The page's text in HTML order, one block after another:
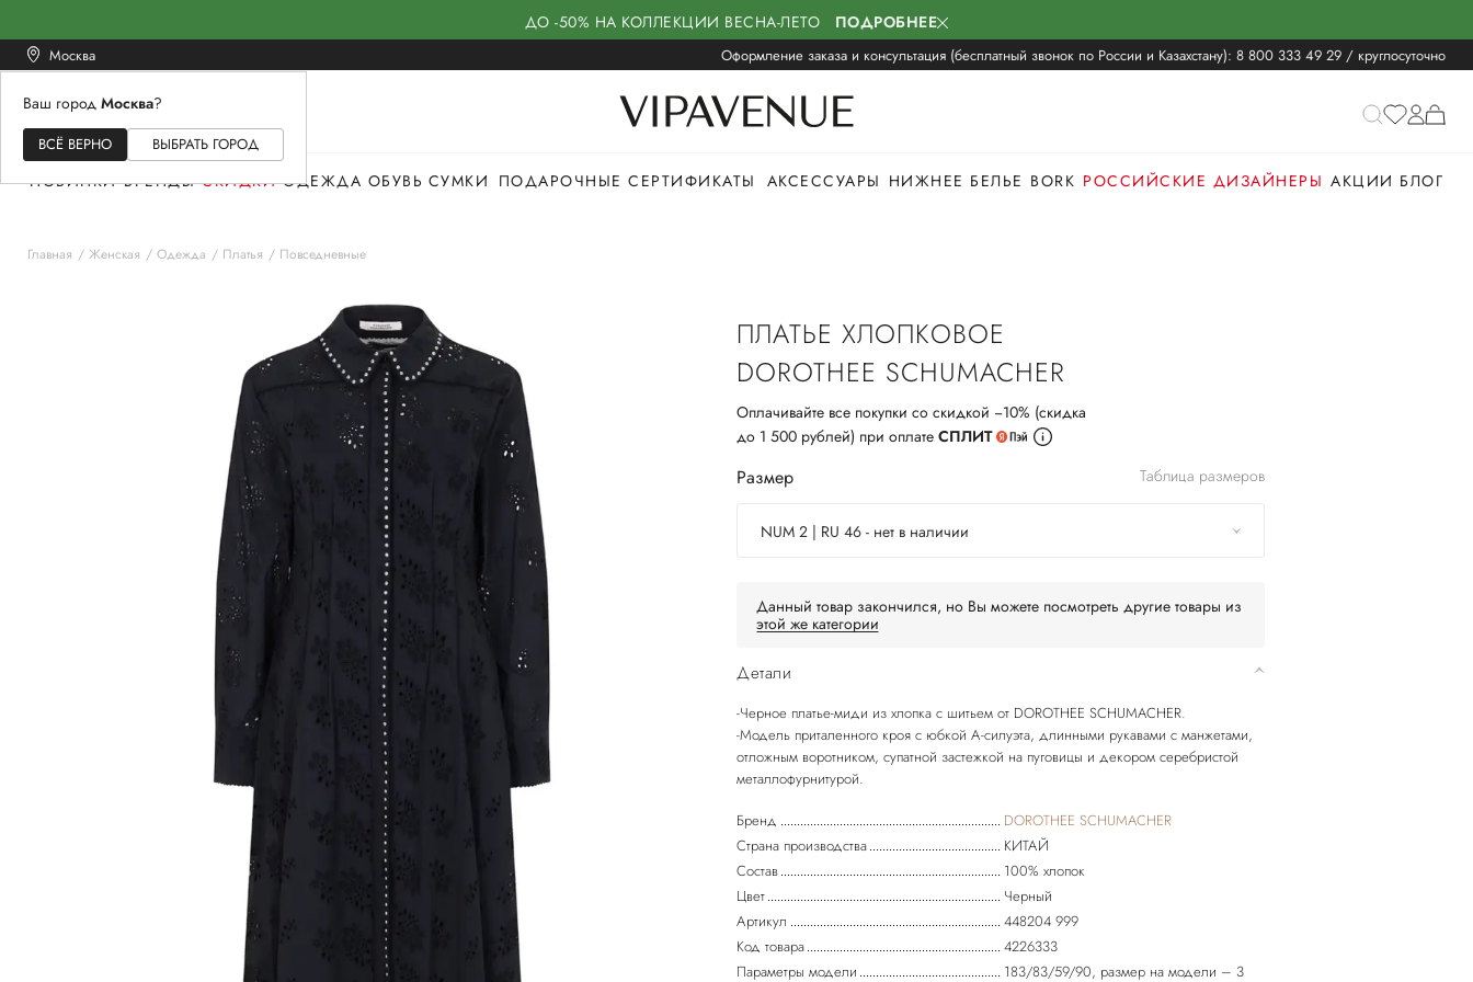
ДО -50% НА КОЛЛЕКЦИИ ВЕСНА-ЛЕТО ПОДРОБНЕЕ
Москва Оформление заказа и консультация (бесплатный звонок по России и Казахстану): 8 800 333 49 29 / круглосуточно
Ваш город Москва?
ВСЁ ВЕРНО ВЫБРАТЬ ГОРОД
ЖЕНСКОЕМУЖСКОЕ
НОВИНКИ БРЕНДЫ СКИДКИ ОДЕЖДА ОБУВЬ СУМКИ ПОДАРОЧНЫЕ СЕРТИФИКАТЫ АКСЕССУАРЫ НИЖНЕЕ БЕЛЬЕ BORK РОССИЙСКИЕ ДИЗАЙНЕРЫ АКЦИИ БЛОГ
Главная Женская Одежда Платья Повседневные
ПЛАТЬЕ ХЛОПКОВОЕ
DOROTHEE SCHUMACHER
Оплачивайте все покупки со скидкой −10% (скидка
до 1 500 рублей) при оплате СПЛИТ
Размер Таблица размеров
NUM 2 | RU 46 - нет в наличии
Данный товар закончился, но Вы можете посмотреть другие товары из
этой же категории
Детали
-Черное платье-миди из хлопка с шитьем от DOROTHEE SCHUMACHER.
-Модель приталенного кроя с юбкой А-силуэта, длинными рукавами с манжетами,
отложным воротником, супатной застежкой на пуговицы и декором серебристой
Бренд
DOROTHEE SCHUMACHER
Страна производства
КИТАЙ
Состав
100% хлопок
Цвет
Черный
Артикул
448204 999
Код товара
4226333
Параметры модели
183/83/59/90, размер на модели – 3